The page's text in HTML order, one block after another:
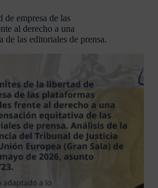
de empresa de las
al derecho a una
de las editoriales de prensa.